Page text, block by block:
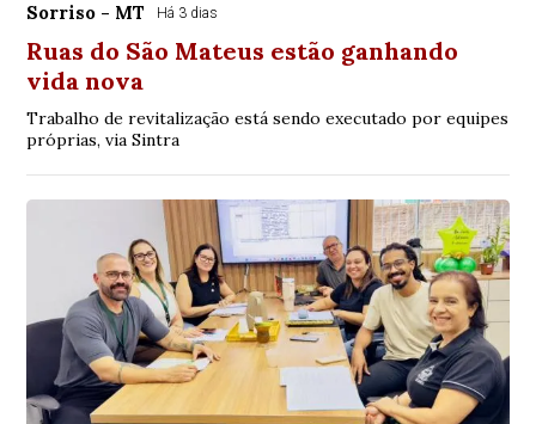
Sorriso - MT Há 3 dias
Ruas do São Mateus estão ganhando
vida nova
Trabalho de revitalização está sendo executado por equipes
próprias, via Sintra